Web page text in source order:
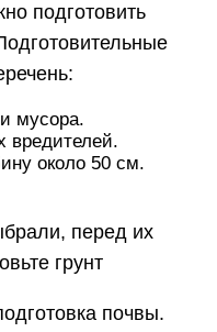
подготовить
мусора.
вредителей.
около 50 см.
перед их
грунт
почвы.